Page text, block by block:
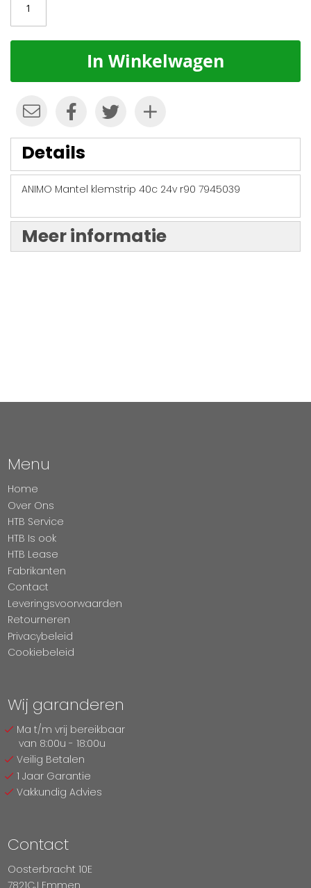
In Winkelwagen
Details
ANIMO Mantel klemstrip 40c 24v r90 7945039
Meer informatie
Menu
Home
Over Ons
HTB Service
HTB Is ook
HTB Lease
Fabrikanten
Contact
Leveringsvoorwaarden
Retourneren
Privacybeleid
Cookiebeleid
Wij garanderen
Ma t/m vrij bereikbaar
van 8:00u - 18:00u
Veilig Betalen
1 Jaar Garantie
Vakkundig Advies
Contact
Oosterbracht 10E
7821CJ Emmen